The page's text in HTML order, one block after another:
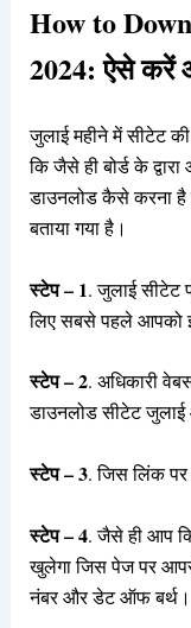
How to
2024: ऐसे करें
जुलाई महीने में सीटेट की
कि जैसे ही बोर्ड के
डाउनलोड कैसे करना है
बताया गया है।
स्टेप – 1. जुलाई सीटेट
लिए सबसे पहले आपको
स्टेप – 2. अधिकारी
डाउनलोड सीटेट
स्टेप – 3. जिस लिंक
स्टेप – 4. जैसे ही आप
खुलेगा जिस पेज पर
नंबर और डेट ऑफ बर्थ।